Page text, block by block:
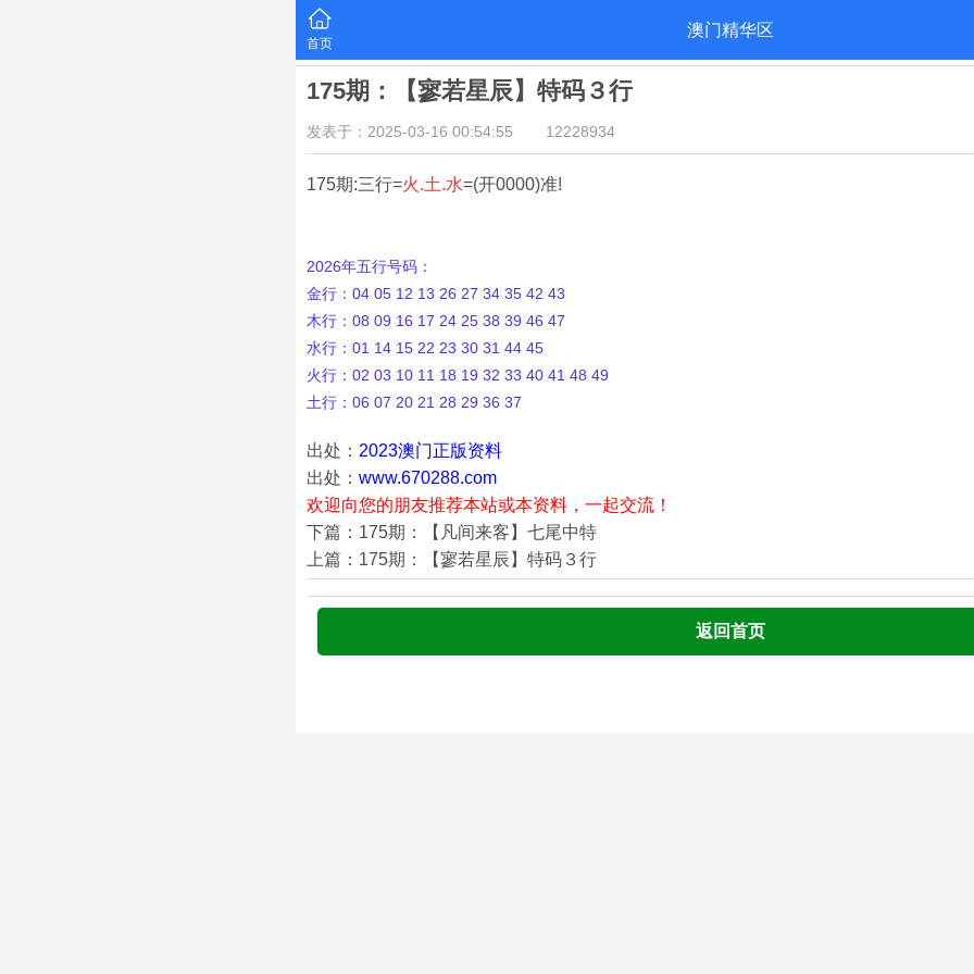
首页
澳门精华区
175期：【寥若星辰】特码３行
发表于：2025-03-16 00:54:55 12228934
175期:三行=火.土.水=(开0000)准!
2026年五行号码：
金行：04 05 12 13 26 27 34 35 42 43
木行：08 09 16 17 24 25 38 39 46 47
水行：01 14 15 22 23 30 31 44 45
火行：02 03 10 11 18 19 32 33 40 41 48 49
土行：06 07 20 21 28 29 36 37
出处： 2023澳门正版资料
出处： www.670288.com
欢迎向您的朋友推荐本站或本资料，一起交流！
下篇：175期：【凡间来客】七尾中特
上篇：175期：【寥若星辰】特码３行
返回首页